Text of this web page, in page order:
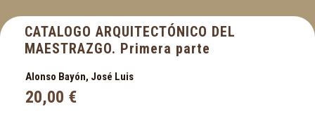
CATALOGO ARQUITECTÓNICO DEL
MAESTRAZGO. Primera parte
Alonso Bayón, José Luis
20,00 €